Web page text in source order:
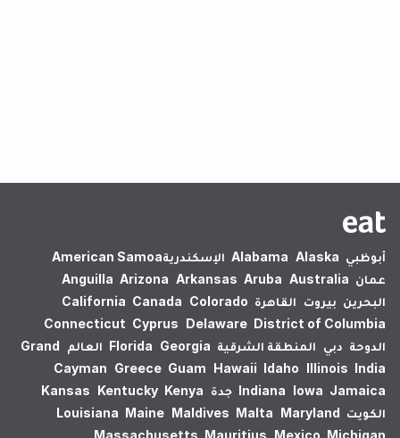
أبوظبي Alabama Alaska الإسكندرية‎American Samoa
عمان
Anguilla Arizona Arkansas Aruba Australia
البحرين بيروت القاهرة California Canada Colorado
Connecticut Cyprus Delaware District of Columbia
الدوحة دبي المنطقة الشرقية Florida Georgia العالم
Grand
Cayman Greece Guam Hawaii Idaho Illinois India
Indiana Iowa Jamaica جدة Kansas Kentucky Kenya
الكويت
Louisiana Maine Maldives Malta Maryland